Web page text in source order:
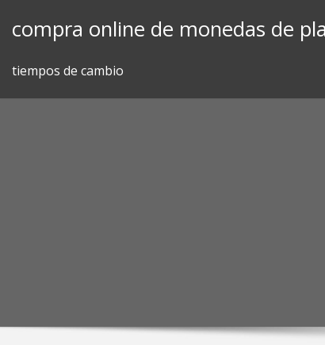
compra online de monedas de
tiempos de cambio